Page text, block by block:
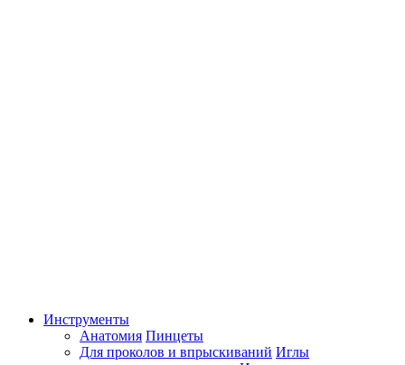
Инструменты
Анатомия Пинцеты
Для проколов и впрыскиваний Иглы